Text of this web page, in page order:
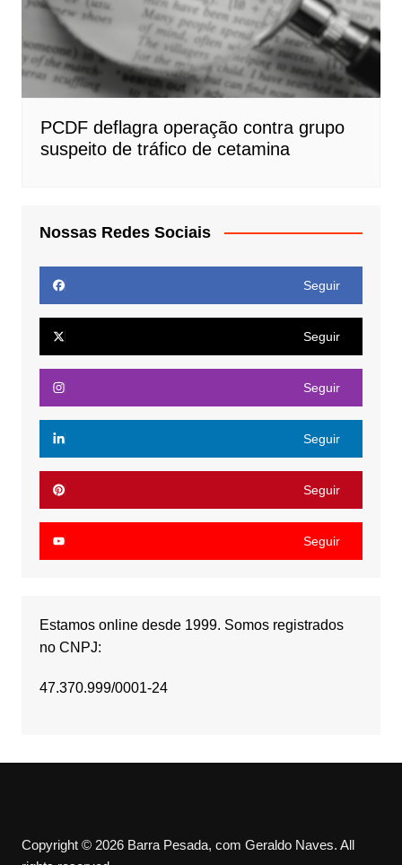
PCDF deflagra operação contra grupo
suspeito de tráfico de cetamina
Nossas Redes Sociais
Seguir
Seguir
Seguir
Seguir
Seguir
Seguir
Estamos online desde 1999. Somos registrados
no CNPJ:
47.370.999/0001-24
Copyright © 2026 Barra Pesada, com Geraldo Naves. All